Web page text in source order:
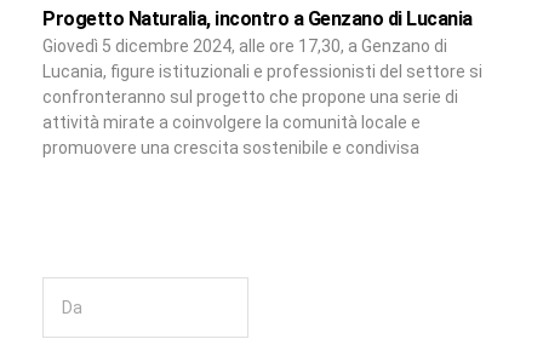
Progetto Naturalia, incontro a Genzano di Lucania
Giovedì 5 dicembre 2024, alle ore 17,30, a Genzano di
Lucania, figure istituzionali e professionisti del settore si
confronteranno sul progetto che propone una serie di
attività mirate a coinvolgere la comunità locale e
promuovere una crescita sostenibile e condivisa